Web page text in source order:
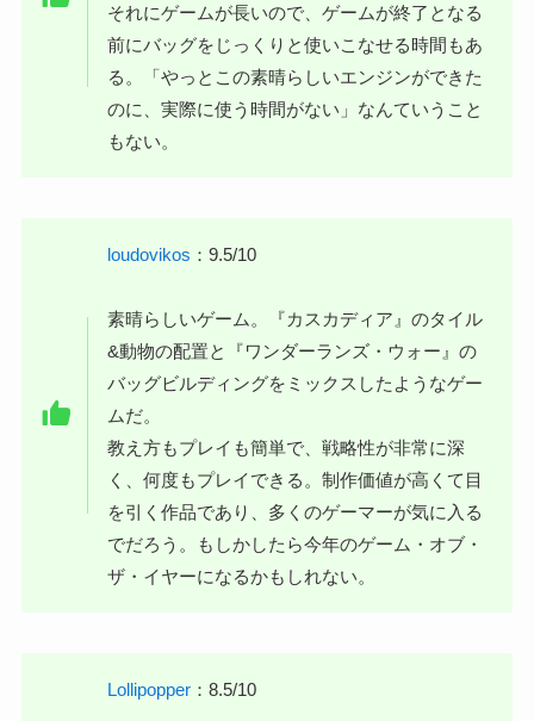
それにゲームが長いので、ゲームが終了となる
前にバッグをじっくりと使いこなせる時間もあ
る。「やっとこの素晴らしいエンジンができた
のに、実際に使う時間がない」なんていうこと
もない。
loudovikos ：9.5/10
素晴らしいゲーム。『カスカディア』のタイル
&動物の配置と『ワンダーランズ・ウォー』の
バッグビルディングをミックスしたようなゲー
ムだ。
教え方もプレイも簡単で、戦略性が非常に深
く、何度もプレイできる。制作価値が高くて目
を引く作品であり、多くのゲーマーが気に入る
でだろう。もしかしたら今年のゲーム・オブ・
ザ・イヤーになるかもしれない。
Lollipopper ：8.5/10